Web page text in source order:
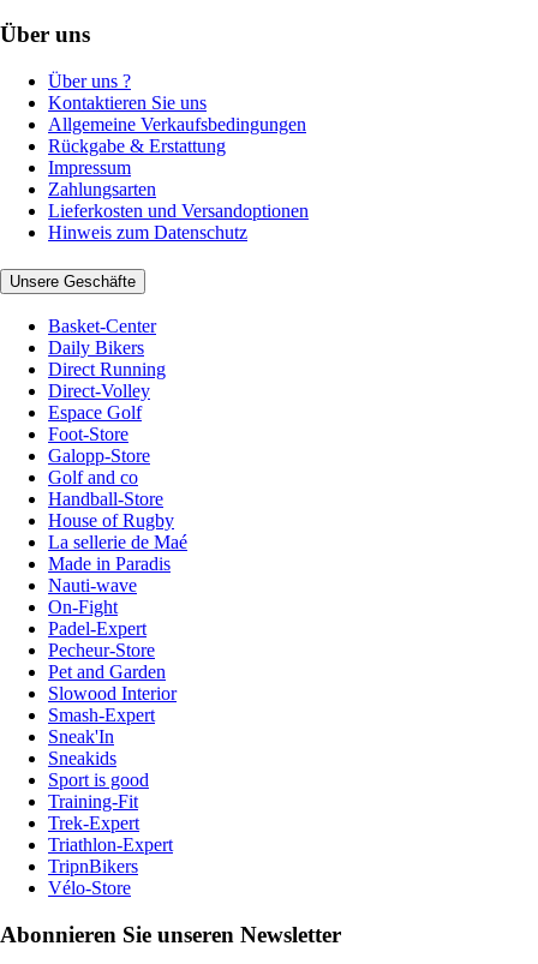
Über uns
Über uns ?
Kontaktieren Sie uns
Allgemeine Verkaufsbedingungen
Rückgabe & Erstattung
Impressum
Zahlungsarten
Lieferkosten und Versandoptionen
Hinweis zum Datenschutz
Unsere Geschäfte
Basket-Center
Daily Bikers
Direct Running
Direct-Volley
Espace Golf
Foot-Store
Galopp-Store
Golf and co
Handball-Store
House of Rugby
La sellerie de Maé
Made in Paradis
Nauti-wave
On-Fight
Padel-Expert
Pecheur-Store
Pet and Garden
Slowood Interior
Smash-Expert
Sneak'In
Sneakids
Sport is good
Training-Fit
Trek-Expert
Triathlon-Expert
TripnBikers
Vélo-Store
Abonnieren Sie unseren Newsletter